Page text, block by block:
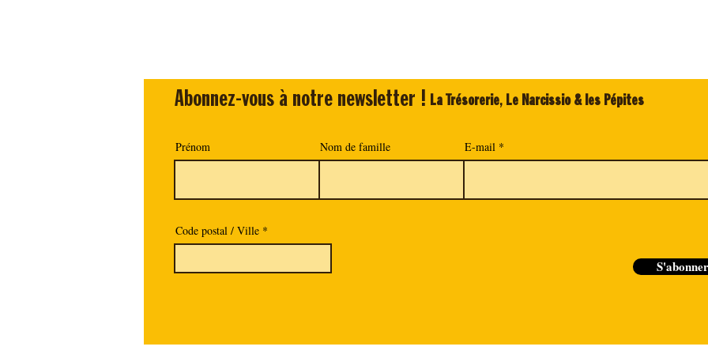
Abonnez-vous à notre newsletter ! La Trésorerie, Le Narcissio & les Pépites
Prénom Nom de famille E-mail
Code postal / Ville
S'abonner